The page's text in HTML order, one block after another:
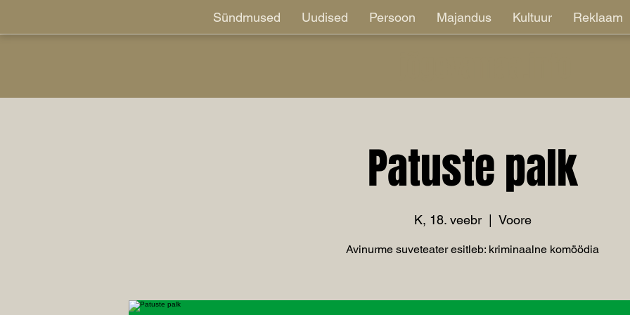
Sündmused Uudised Persoon Majandus Kultuur Reklaam
Patuste palk
K, 18. veebr
  |
Voore
Avinurme suveteater esitleb: kriminaalne komöödia